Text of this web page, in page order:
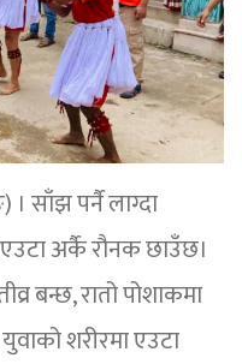
साँझ पर्नै लाग्दा
अर्कै रौनक छाउँछ।
बन्छ, रातो पोशाकमा
शरीरमा एउटा